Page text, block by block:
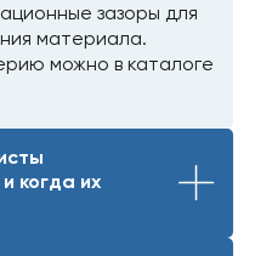
зазоры для
материала.
можно в каталоге
когда их